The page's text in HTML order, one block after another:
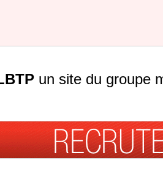
un site du groupe